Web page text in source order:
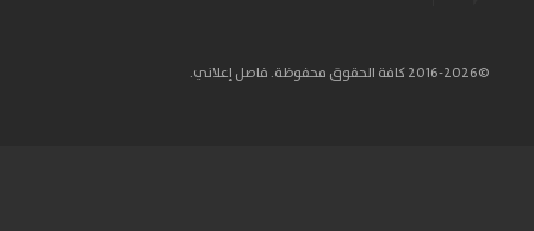
©2016-2026 كافة الحقوق محفوظة. فاصل إعلاني.